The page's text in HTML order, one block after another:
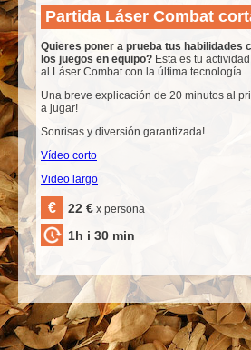
Partida Láser Combat
Quieres poner a prueba tus habilidades
los juegos en equipo? Esta es tu
al Láser Combat con la última tecnología.
Una breve explicación de 20 minutos al
a jugar!
Sonrisas y diversión garantizada!
Vídeo corto
Video largo
€ 22 € x persona
1h i 30 min